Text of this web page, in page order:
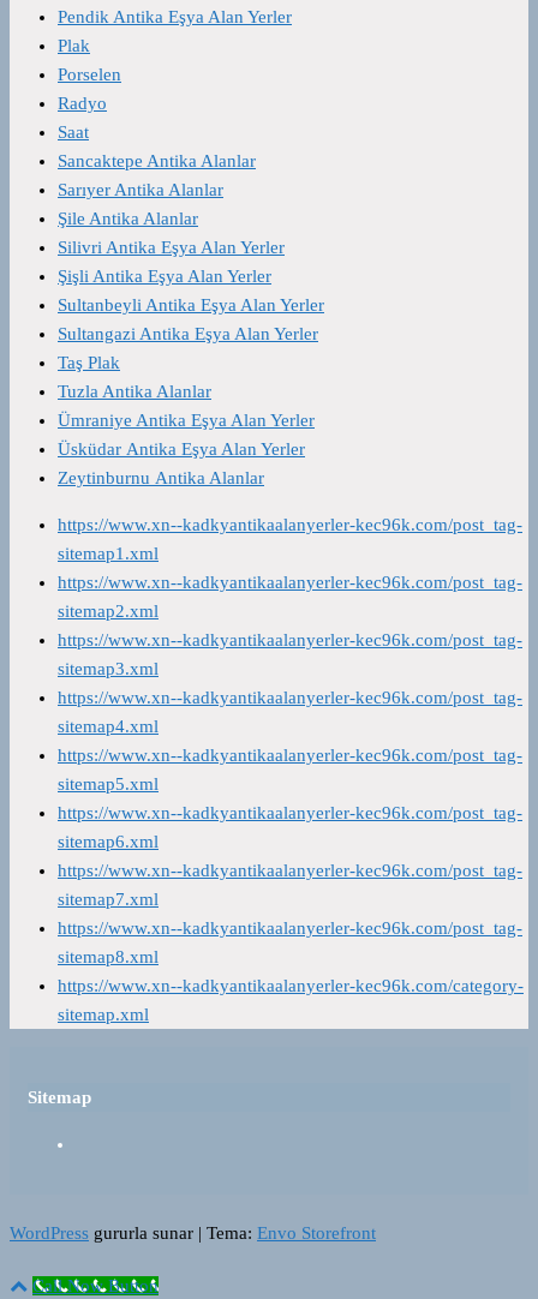
Pendik Antika Eşya Alan Yerler
Plak
Porselen
Radyo
Saat
Sancaktepe Antika Alanlar
Sarıyer Antika Alanlar
Şile Antika Alanlar
Silivri Antika Eşya Alan Yerler
Şişli Antika Eşya Alan Yerler
Sultanbeyli Antika Eşya Alan Yerler
Sultangazi Antika Eşya Alan Yerler
Taş Plak
Tuzla Antika Alanlar
Ümraniye Antika Eşya Alan Yerler
Üsküdar Antika Eşya Alan Yerler
Zeytinburnu Antika Alanlar
https://www.xn--kadkyantikaalanyerler-kec96k.com/post_tag-
sitemap1.xml
https://www.xn--kadkyantikaalanyerler-kec96k.com/post_tag-
sitemap2.xml
https://www.xn--kadkyantikaalanyerler-kec96k.com/post_tag-
sitemap3.xml
https://www.xn--kadkyantikaalanyerler-kec96k.com/post_tag-
sitemap4.xml
https://www.xn--kadkyantikaalanyerler-kec96k.com/post_tag-
sitemap5.xml
https://www.xn--kadkyantikaalanyerler-kec96k.com/post_tag-
sitemap6.xml
https://www.xn--kadkyantikaalanyerler-kec96k.com/post_tag-
sitemap7.xml
https://www.xn--kadkyantikaalanyerler-kec96k.com/post_tag-
sitemap8.xml
https://www.xn--kadkyantikaalanyerler-kec96k.com/category-
sitemap.xml
Sitemap
WordPress gururla sunar | Tema: Envo Storefront
Call Now Button